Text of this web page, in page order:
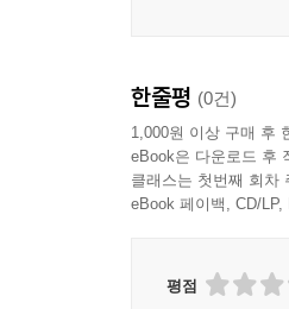
한줄평 (0건)
1,000원 이상 구매 후
eBook은 다운로드 후
클래스는 첫번째 회차
eBook 페이백, CD/
평점